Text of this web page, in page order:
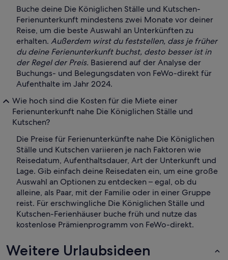
Buche deine Die Königlichen Ställe und Kutschen-
Ferienunterkunft mindestens zwei Monate vor deiner
Reise, um die beste Auswahl an Unterkünften zu
erhalten. Außerdem wirst du feststellen, dass je früher
du deine Ferienunterkunft buchst, desto besser ist in
der Regel der Preis. Basierend auf der Analyse der
Buchungs- und Belegungsdaten von FeWo-direkt für
Aufenthalte im Jahr 2024.
Wie hoch sind die Kosten für die Miete einer
Ferienunterkunft nahe Die Königlichen Ställe und
Kutschen?
Die Preise für Ferienunterkünfte nahe Die Königlichen
Ställe und Kutschen variieren je nach Faktoren wie
Reisedatum, Aufenthaltsdauer, Art der Unterkunft und
Lage. Gib einfach deine Reisedaten ein, um eine große
Auswahl an Optionen zu entdecken – egal, ob du
alleine, als Paar, mit der Familie oder in einer Gruppe
reist. Für erschwingliche Die Königlichen Ställe und
Kutschen-Ferienhäuser buche früh und nutze das
kostenlose Prämienprogramm von FeWo-direkt.
Weitere Urlaubsideen